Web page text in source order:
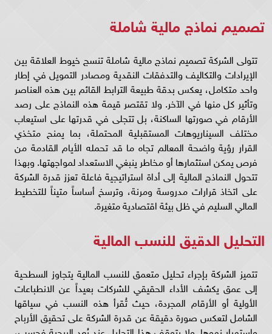
تصميم نماذج مالية شاملة
تتولى الشركة تصميم نماذج مالية شاملة تنسج خيوط العلاقة بين
الإيرادات والتكاليف والتدفقات النقدية ومصادر التمويل في إطار
واحد متكامل، يعكس بدقة طبيعة الترابط القائم بين هذه العناصر
وتأثير كل منها في الآخر. ولا تقتصر قيمة هذه النماذج على رصد
الأرقام في صورتها الساكنة، بل تتجلى في قدرتها على استيعاب
مختلف السيناريوهات المستقبلية المحتملة، بما يمنح متخذي
القرار رؤية واضحة المعالم تجاه ما قد تحمله الأيام القادمة من
فرص يمكن استثمارها أو مخاطر ينبغي الاستعداد لمواجهتها. وبهذا
تتحول النماذج المالية إلى أداة استراتيجية فاعلة تعزز قدرة الشركة
على اتخاذ قرارات مدروسة ومرنة، وترسخ أساساً متيناً للتخطيط
المالي السليم في ظل بيئة اقتصادية متغيرة.
التحليل الدقيق للنسب المالية
تتميز الشركة بإجراء تحليل متعمق للنسب المالية يتجاوز السطحية
إلى عمق يكشف الأداء الحقيقي للشركات بعيداً عن الانطباعات
الأولية أو الأرقام المجردة، حيث تُقرأ هذه النسب في سياقها
الشامل لتعكس صورة دقيقة عن قدرة الشركة على تحقيق الأرباح